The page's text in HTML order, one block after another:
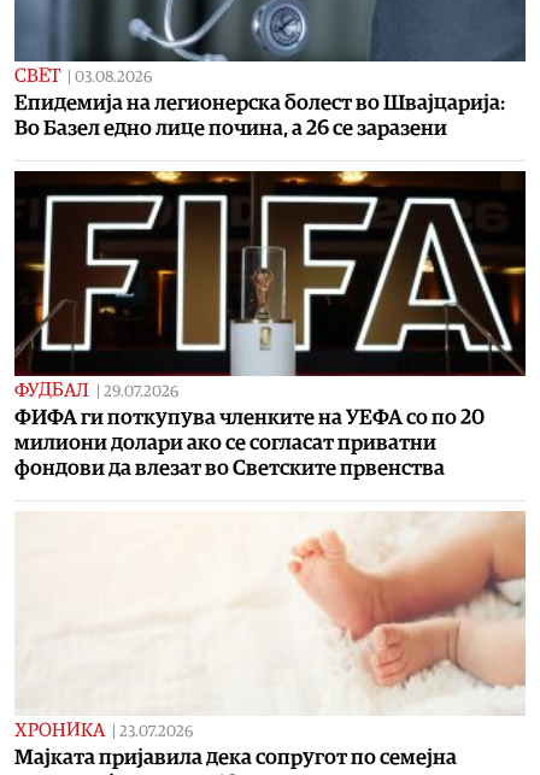
СВЕТ | 03.08.2026
Епидемија на легионерска болест во Швајцарија:
Во Базел едно лице почина, а 26 се заразени
ФУДБАЛ | 29.07.2026
ФИФА ги поткупува членките на УЕФА со по 20
милиони долари ако се согласат приватни
фондови да влезат во Светските првенства
ХРОНИКА | 23.07.2026
Мајката пријавила дека сопругот по семејна